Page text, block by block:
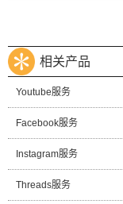
相关产品
Youtube服务
Facebook服务
Instagram服务
Threads服务